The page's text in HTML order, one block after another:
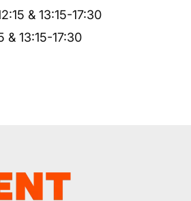
& 13:15-17:30
& 13:15-17:30